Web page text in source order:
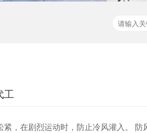
工
，在剧烈运动时，防止冷风灌入。